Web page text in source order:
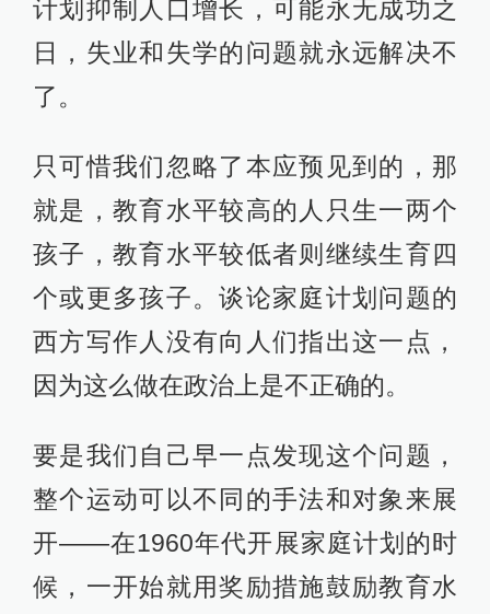
计划抑制人口增长，可能永无成功之
日，失业和失学的问题就永远解决不
了。
只可惜我们忽略了本应预见到的，那
就是，教育水平较高的人只生一两个
孩子，教育水平较低者则继续生育四
个或更多孩子。谈论家庭计划问题的
西方写作人没有向人们指出这一点，
因为这么做在政治上是不正确的。
要是我们自己早一点发现这个问题，
整个运动可以不同的手法和对象来展
开——在1960年代开展家庭计划的时
候，一开始就用奖励措施鼓励教育水